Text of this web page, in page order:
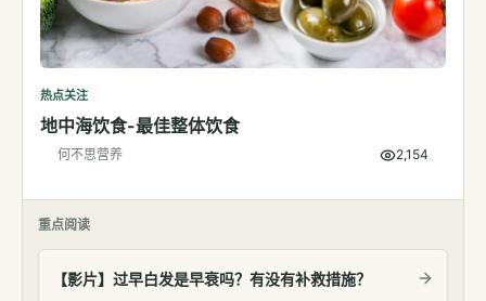
热点关注
地中海饮食-最佳整体饮食
何不思营养 2,154
重点阅读
【影片】过早白发是早衰吗？有没有补救措施？